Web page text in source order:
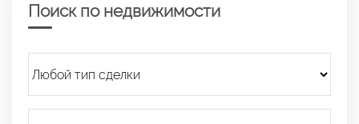
Поиск по недвижимости